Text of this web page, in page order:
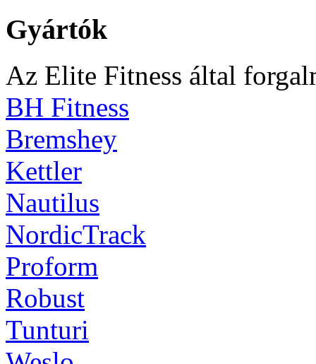
Gyártók
Az Elite Fitness által
BH Fitness
Bremshey
Kettler
Nautilus
NordicTrack
Proform
Robust
Tunturi